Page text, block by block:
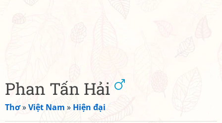
Phan Tấn Hải
Thơ»Việt Nam » Hiện đại